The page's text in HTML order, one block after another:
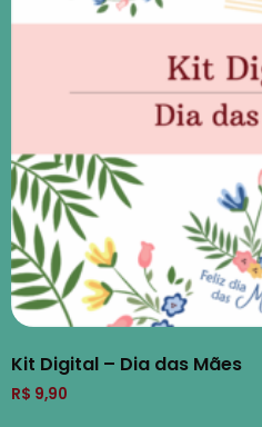
Kit Digital – Dia das Mães
R$ 9,90